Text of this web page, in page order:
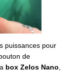
puissances pour
de
box Zelos Nano